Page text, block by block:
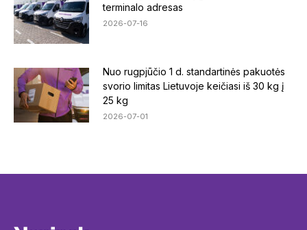
terminalo adresas
2026-07-16
Nuo rugpjūčio 1 d. standartinės pakuotės
svorio limitas Lietuvoje keičiasi iš 30 kg į
25 kg
2026-07-01